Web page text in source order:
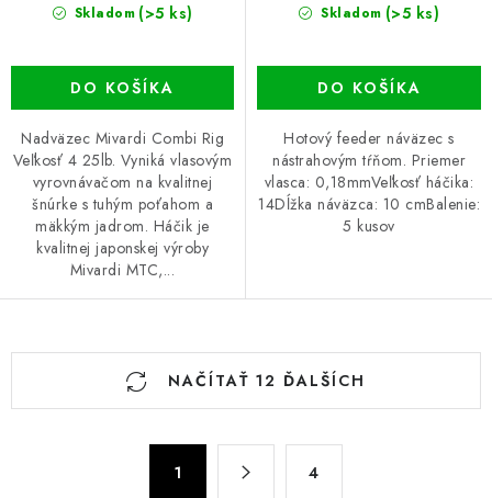
Skladom (>5 ks)
DO KOŠÍKA
Nadväzec Mivardi Combi Rig
Veľkosť 4 25lb. Vyniká vlasovým
vyrovnávačom na kvalitnej
šnúrke s tuhým poťahom a
mäkkým jadrom. Háčik je
kvalitnej japonskej výroby
Mivardi MTC,...
Skladom (>5 ks)
DO KOŠÍKA
Hotový feeder náväzec s
nástrahovým tŕňom. Priemer
vlasca: 0,18mmVeľkosť háčika:
14Dĺžka náväzca: 10 cmBalenie:
5 kusov
O
NAČÍTAŤ 12 ĎALŠÍCH
1 4